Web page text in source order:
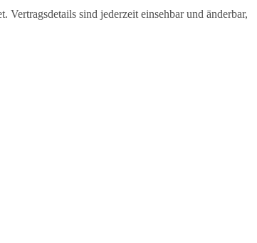
sind jederzeit einsehbar und änderbar,